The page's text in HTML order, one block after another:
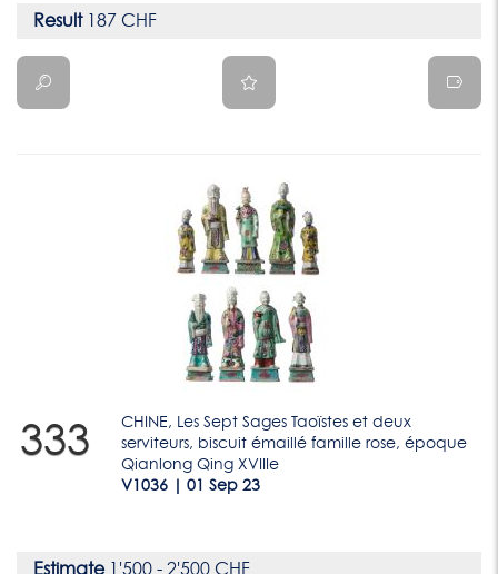
Result187 CHF
333
CHINE, Les Sept Sages Taoïstes et deux
serviteurs, biscuit émaillé famille rose, époque
Qianlong Qing XVIIIe
V1036 | 01 Sep 23
Estimate1'500 - 2'500 CHF